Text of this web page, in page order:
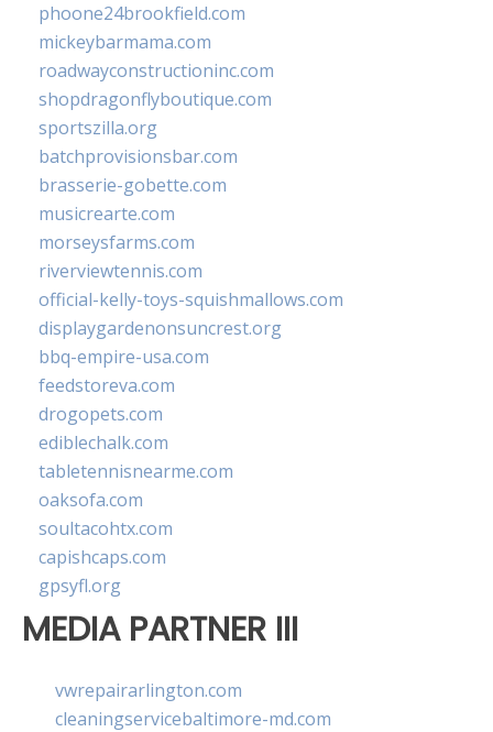
phoone24brookfield.com
mickeybarmama.com
roadwayconstructioninc.com
shopdragonflyboutique.com
sportszilla.org
batchprovisionsbar.com
brasserie-gobette.com
musicrearte.com
morseysfarms.com
riverviewtennis.com
official-kelly-toys-squishmallows.com
displaygardenonsuncrest.org
bbq-empire-usa.com
feedstoreva.com
drogopets.com
ediblechalk.com
tabletennisnearme.com
oaksofa.com
soultacohtx.com
capishcaps.com
gpsyfl.org
MEDIA PARTNER III
vwrepairarlington.com
cleaningservicebaltimore-md.com